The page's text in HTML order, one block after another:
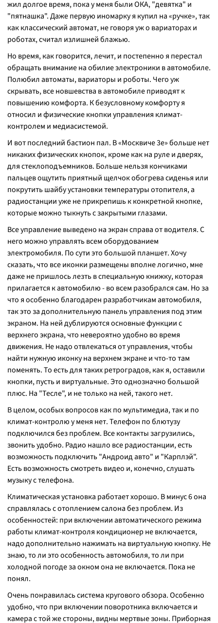
жил долгое время, пока у меня были ОКА, "девятка" и
"пятнашка". Даже первую иномарку я купил на «ручке», так
как классический автомат, не говоря уж о вариаторах и
роботах, считал излишней блажью.
Но время, как говорится, лечит, и постепенно я перестал
обращать внимание на обилие электроники в автомобиле.
Полюбил автоматы, вариаторы и роботы. Чего уж
скрывать, все новшевства в автомобиле приводят к
повышению комфорта. К безусловному комфорту я
относил и физические кнопки управления климат-
контролем и медиасистемой.
И вот последний бастион пал. В «Москвиче 3е» больше нет
никаких физических кнопок, кроме как на руле и дверях,
для стеклоподъемников. Больше нельзя кончиками
пальцев ощутить приятный щелчок обогрева сиденья или
покрутить шайбу установки температуры отопителя, а
радиостанции уже не прикрепишь к конкретной кнопке,
которые можно тыкнуть с закрытыми глазами.
Все управление выведено на экран справа от водителя. С
него можно управлять всем оборудованием
электромобиля. По сути это большой планшет. Хочу
сказать, что все иконки размещены вполне логично, мне
даже не пришлось лезть в специальную книжку, которая
прилагается к автомобилю - во всем разобрался сам. Но за
что я особенно благодарен разработчикам автомобиля,
так это за дополнительную панель управления под этим
экраном. На ней дублируются основные функции с
верхнего экрана, что невероятно удобно во время
движения. Не надо отвлекаться от управления, чтобы
найти нужную иконку на верхнем экране и что-то там
поменять. То есть для таких ретроградов, как я, оставили
кнопки, пусть и виртуальные. Это однозначно большой
плюс. На "Тесле", и не только на ней, такого нет.
В целом, особых вопросов как по мультимедиа, так и по
климат-контролю у меня нет. Телефон по блютузу
подключился без проблем. Все контакты загрузились,
звонить удобно. Радио нашло все радиостанции, есть
возможность подключить "Андроид авто" и "Карплэй".
Есть возможность смотреть видео и, конечно, слушать
музыку с телефона.
Климатическая установка работает хорошо. В минус 6 она
справлялась с отоплением салона без проблем. Из
особенностей: при включении автоматического режима
работы климат-контроля кондиционер не включается,
надо дополнительно нажимать на виртуальную кнопку. Не
знаю, то ли это особенность автомобиля, то ли при
холодной погоде за окном она не включается. Пока не
понял.
Очень понравилась система кругового обзора. Особенно
удобно, что при включении поворотника включается и
камера с той же стороны, видны мертвые зоны. Приборная